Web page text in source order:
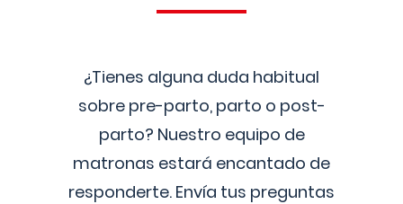
¿Tienes alguna duda habitual
sobre pre-parto, parto o post-
parto? Nuestro equipo de
matronas estará encantado de
responderte. Envía tus preguntas